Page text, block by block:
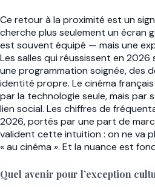
Ce retour à la proximité est un
cherche plus seulement un écran
est souvent équipé — mais une
Les salles qui réussissent en
une programmation soignée, des
identité propre. Le cinéma
par la technologie seule, mais par
lien social. Les chiffres de
2026, portés par une part de
valident cette intuition : on ne va
« au cinéma ». Et la nuance est
Quel avenir pour l’exception